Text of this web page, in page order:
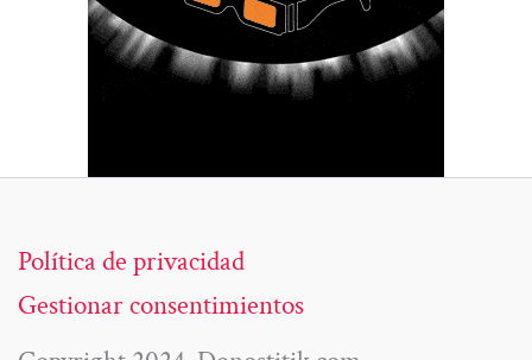
Política de privacidad
Gestionar consentimientos